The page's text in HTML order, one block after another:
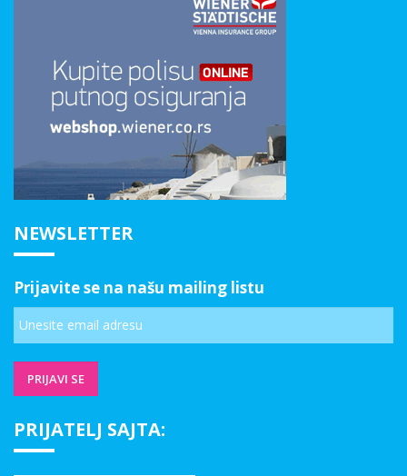
NEWSLETTER
Prijavite se na našu mailing listu
PRIJATELJ SAJTA: